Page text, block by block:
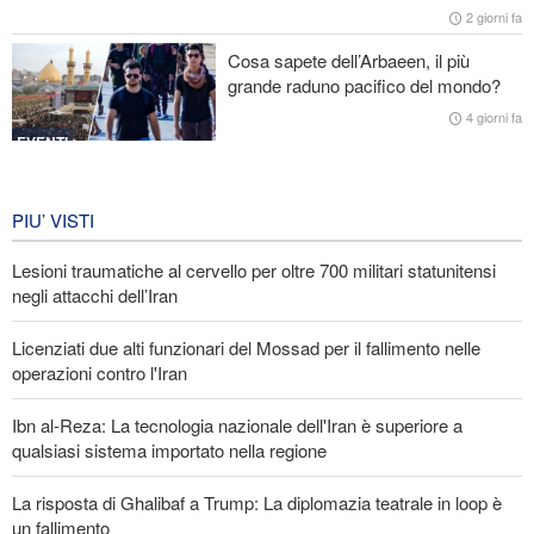
Araghchi ai Paesi vicini: È tempo di contare solo su noi stessi e di
abbracciare la vera fratellanza
Licenziati due alti funzionari del Mossad per il fallimento nelle
operazioni contro l'Iran
2 giorni fa
EVENTI
Cosa sapete dell’Arbaeen, il più
grande raduno pacifico del mondo?
4 giorni fa
EVENTI
PIU’ VISTI
Lesioni traumatiche al cervello per oltre 700 militari statunitensi
negli attacchi dell’Iran
Licenziati due alti funzionari del Mossad per il fallimento nelle
operazioni contro l'Iran
Ibn al-Reza: La tecnologia nazionale dell'Iran è superiore a
qualsiasi sistema importato nella regione
La risposta di Ghalibaf a Trump: La diplomazia teatrale in loop è
un fallimento